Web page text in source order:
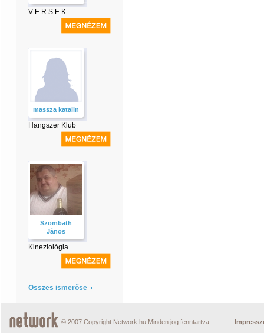
V E R S E K
massza katalin
Hangszer Klub
Szombath
János
Kineziológia
Összes ismerőse
© 2007 Copyright Network.hu Minden jog fenntartva.